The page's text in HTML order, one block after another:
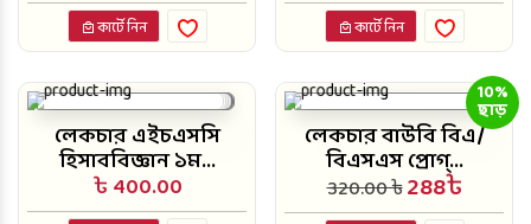
কার্টে নিন কার্টে নিন
লেকচার এইচএসসি
হিসাববিজ্ঞান ১ম...
৳ 400.00
10%
ছাড়
লেকচার বাউবি বিএ/
বিএসএস প্রোগ্...
320.00 ৳288৳